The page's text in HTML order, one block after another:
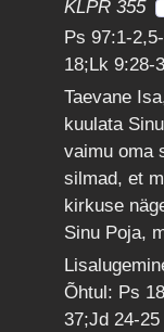
KLPR 355
Ps 97:1-
18;Lk 9:28-
Taevane
kuulata
vaimu oma
silmad, et
kirkuse
Sinu Poja,
Õhtul: Ps
37;Jd 24-25